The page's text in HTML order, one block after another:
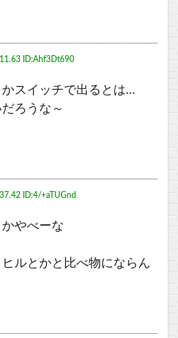
ID:Ahf3Dt690
スイッチで出るとは…
ろうな～
ID:4/+aTUGnd
やべーな
ルとかと比べ物にならん